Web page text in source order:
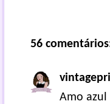
56
vintagepri
Amo